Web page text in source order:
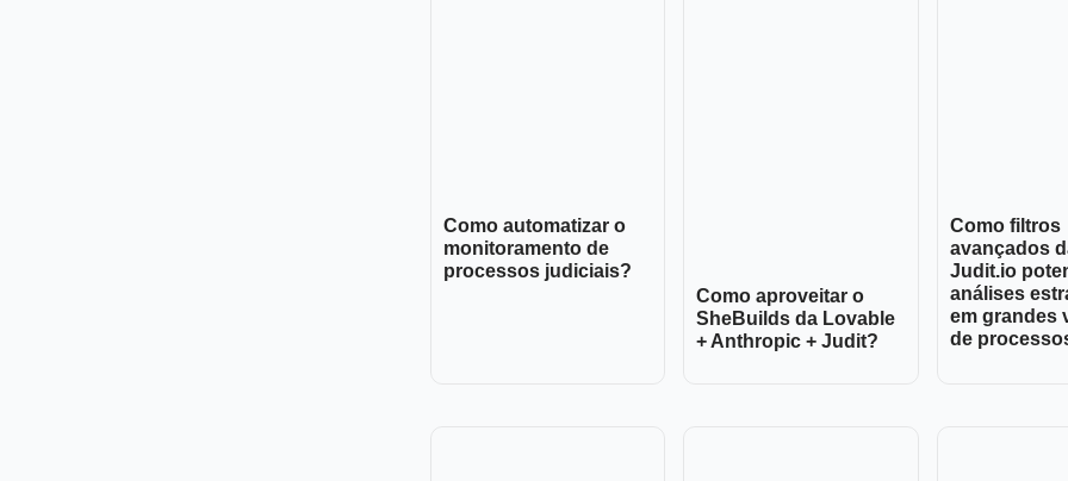
Como automatizar o
monitoramento de
processos judiciais?
Como aproveitar o
SheBuilds da Lovable
+ Anthropic + Judit?
Como filtros
avançados
Judit.io
análises
em grandes
de